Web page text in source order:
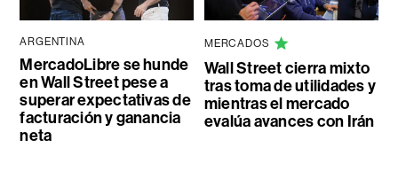
ARGENTINA
MercadoLibre se hunde
en Wall Street pese a
superar expectativas de
facturación y ganancia
neta
MERCADOS
Wall Street cierra mixto
tras toma de utilidades y
mientras el mercado
evalúa avances con Irán